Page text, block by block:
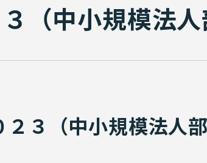
（中小規模法
３（中小規模法人